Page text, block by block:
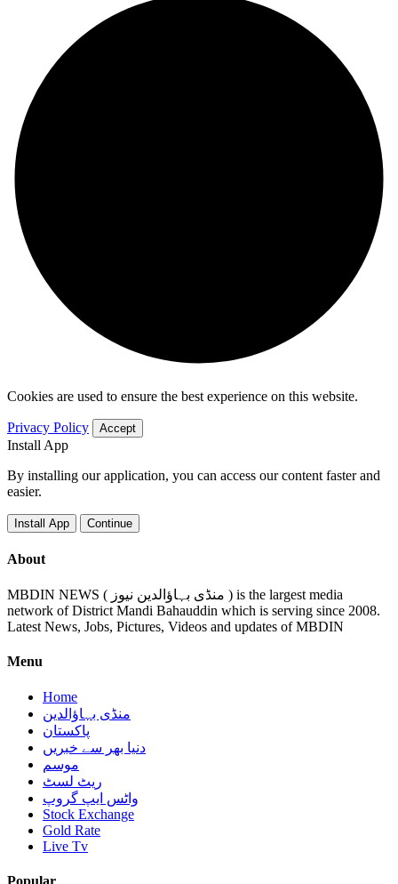
Cookies are used to ensure the best experience on this website.
Privacy Policy Accept
Install App
By installing our application, you can access our content faster and
easier.
Install App Continue
About
MBDIN NEWS ( منڈی بہاؤالدین نیوز ) is the largest media
network of District Mandi Bahauddin which is serving since 2008.
Latest News, Jobs, Pictures, Videos and updates of MBDIN
Menu
Home
منڈی بہاؤالدین
پاکستان
دنیا بھر سے خبریں
موسم
ریٹ لسٹ
واٹس ایپ گروپ
Stock Exchange
Gold Rate
Live Tv
Popular